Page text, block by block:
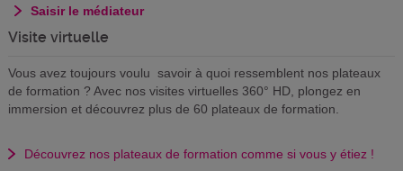
Saisir le médiateur
Visite virtuelle
Vous avez toujours voulu savoir à quoi ressemblent nos plateaux
de formation ? Avec nos visites virtuelles 360° HD, plongez en
immersion et découvrez plus de 60 plateaux de formation.
Découvrez nos plateaux de formation comme si vous y étiez !